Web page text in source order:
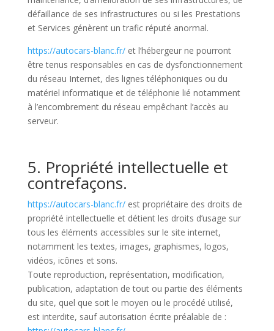
défaillance de ses infrastructures ou si les Prestations
et Services génèrent un trafic réputé anormal.
https://autocars-blanc.fr/et l’hébergeur ne pourront
être tenus responsables en cas de dysfonctionnement
du réseau Internet, des lignes téléphoniques ou du
matériel informatique et de téléphonie lié notamment
à l’encombrement du réseau empêchant l’accès au
serveur.
5. Propriété intellectuelle et
contrefaçons.
https://autocars-blanc.fr/est propriétaire des droits de
propriété intellectuelle et détient les droits d’usage sur
tous les éléments accessibles sur le site internet,
notamment les textes, images, graphismes, logos,
vidéos, icônes et sons.
Toute reproduction, représentation, modification,
publication, adaptation de tout ou partie des éléments
du site, quel que soit le moyen ou le procédé utilisé,
est interdite, sauf autorisation écrite préalable de :